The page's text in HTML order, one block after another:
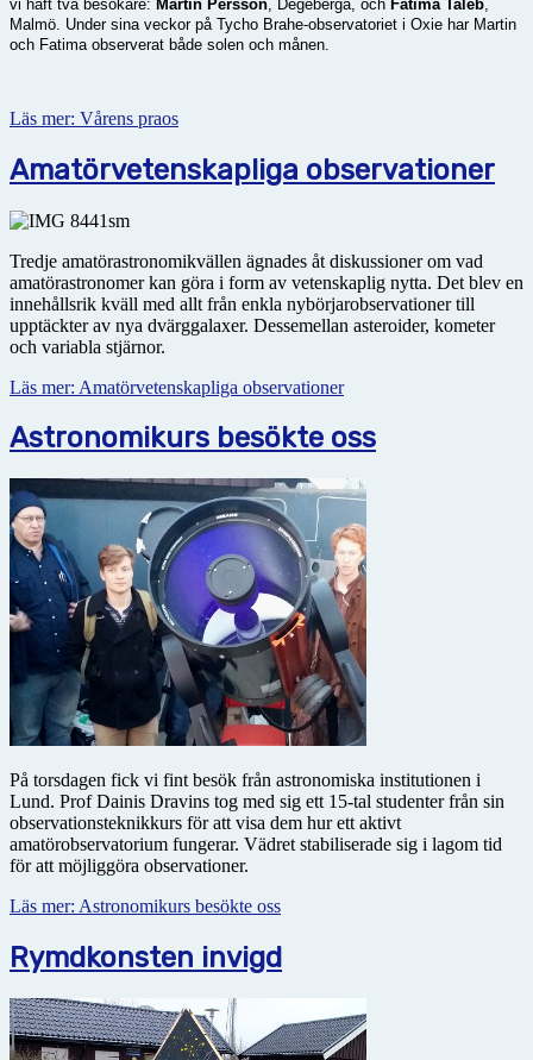
vi haft två besökare: Martin Persson , Degeberga, och Fatima Taleb
Malmö. Under sina veckor på Tycho Brahe-observatoriet i Oxie har Martin
och Fatima observerat både solen och månen.
Läs mer: Vårens praos
Amatörvetenskapliga observationer
Tredje amatörastronomikvällen ägnades åt diskussioner om vad
amatörastronomer kan göra i form av vetenskaplig nytta. Det blev en
innehållsrik kväll med allt från enkla nybörjarobservationer till
upptäckter av nya dvärggalaxer. Dessemellan asteroider, kometer
och variabla stjärnor.
Läs mer: Amatörvetenskapliga observationer
Astronomikurs besökte oss
På torsdagen fick vi fint besök från astronomiska institutionen i
Lund. Prof Dainis Dravins tog med sig ett 15-tal studenter från sin
observationsteknikkurs för att visa dem hur ett aktivt
amatörobservatorium fungerar. Vädret stabiliserade sig i lagom tid
för att möjliggöra observationer.
Läs mer: Astronomikurs besökte oss
Rymdkonsten invigd